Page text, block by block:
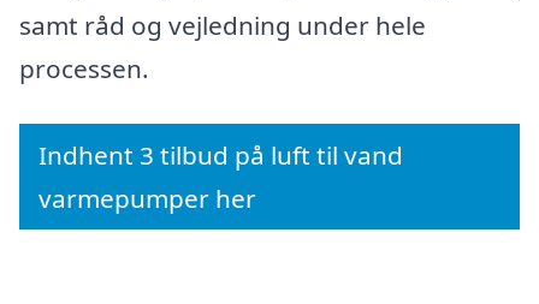
samt råd og vejledning under hele
processen.
Indhent 3 tilbud på luft til vand
varmepumper her